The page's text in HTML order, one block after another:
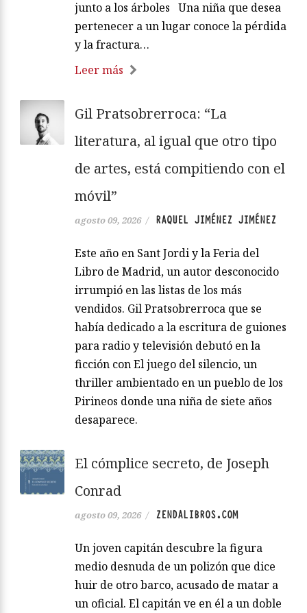
junto a los árboles Una niña que desea
pertenecer a un lugar conoce la pérdida
y la fractura…
Leer más
Gil Pratsobrerroca: “La
literatura, al igual que otro tipo
de artes, está compitiendo con el
móvil”
agosto 09, 2026 / RAQUEL JIMÉNEZ JIMÉNEZ
Este año en Sant Jordi y la Feria del
Libro de Madrid, un autor desconocido
irrumpió en las listas de los más
vendidos. Gil Pratsobrerroca que se
había dedicado a la escritura de guiones
para radio y televisión debutó en la
ficción con El juego del silencio, un
thriller ambientado en un pueblo de los
Pirineos donde una niña de siete años
desaparece.
El cómplice secreto, de Joseph
Conrad
agosto 09, 2026 / ZENDALIBROS.COM
Un joven capitán descubre la figura
medio desnuda de un polizón que dice
huir de otro barco, acusado de matar a
un oficial. El capitán ve en él a un doble